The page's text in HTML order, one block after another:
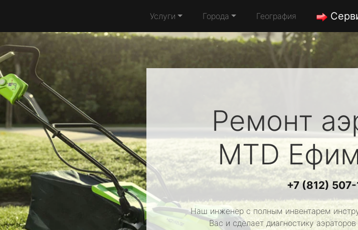
Услуги Города География
Ремонт
MTD
+7 (812)
Наш инженер с полным инвентарем
Вас и сделает диагностику